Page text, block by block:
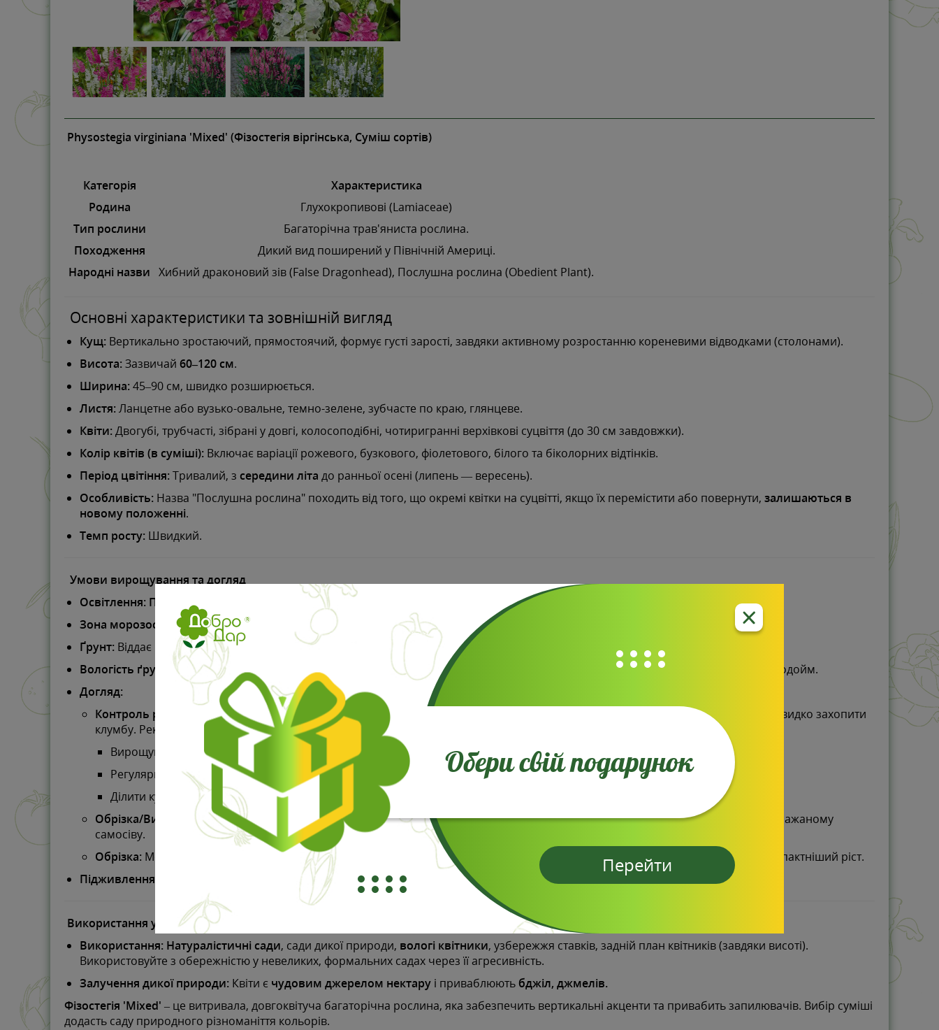
Physostegia virginiana 'Mixed' (Фізостегія віргінська, Суміш сортів)
Категорія
Характеристика
Родина
Глухокропивові (Lamiaceae)
Тип рослини
Багаторічна трав'яниста рослина.
Походження
Дикий вид поширений у Північній Америці.
Народні назви Хибний драконовий зів (False Dragonhead), Послушна рослина (Obedient Plant).
Основні характеристики та зовнішній вигляд
Кущ: Вертикально зростаючий, прямостоячий, формує густі зарості, завдяки активному розростанню кореневими відводками (столонами).
Висота:Зазвичай 60–120 см.
Ширина:45–90 см, швидко розширюється.
Листя:Ланцетне або вузько-овальне, темно-зелене, зубчасте по краю, глянцеве.
Квіти:Двогубі, трубчасті, зібрані у довгі, колосоподібні, чотиригранні верхівкові суцвіття (до 30 см завдовжки).
Колір квітів (в суміші): Включає варіації рожевого, бузкового, фіолетового, білого та біколорних відтінків.
Період цвітіння:Тривалий, з середини літа до ранньої осені (липень — вересень).
Особливість: Назва "Послушна рослина" походить від того, що окремі квітки на суцвітті, якщо їх перемістити або повернути, залишаються в
новому положенні.
Темп росту: Швидкий.
Умови вирощування та догляд
Освітлення: Повне сонце легкої півтіні. У півтіні рослини можуть витягуватися і вимагати підв'язки.
Зона морозостійкості USDA:3–9 (дуже морозостійка).
Ґрунт: Віддає перевагувологому
, багатому гумусом ґрунту, але толерантна до різних типів ґрунтів.
Вологість ґрунту:Помірна до високої. Добре переноситьвологі, навіть заболочені
місця, що робить її ідеальною для берегів водойм.
Догляд:
Контроль розростання:Найважливіший аспект догляду. Рослина
через кореневі столони і може швидко захопити
клумбу. Рекомендується:
Вирощувати в
обмеженому просторі
(контейнерах, вкопаних у землю).
Регулярно викопувати та видаляти небажані відводки.
Ділити кущі кожні 2–3 роки.
Обрізка/Видалення зів'ялих квітів (Deadheading):
Видалення відцвілих колосків стимулює повторне цвітіння та запобігає небажаному
самосіву.
Обрізка: Можна провести обрізку в середині літа (метод "Chelsea Chop"), щоб зменшити висоту та стимулювати густіший, компактніший ріст.
Підживлення:
У родючому ґрунті не потребує додаткового підживлення.
Використання у ландшафті та особливості
Використання: Натуралістичні сади, сади дикої природи, вологі квітники, узбережжя ставків, задній план квітників (завдяки висоті).
Використовуйте з обережністю у невеликих, формальних садах через її агресивність.
Залучення дикої природи: Квіти є чудовим джерелом нектару і приваблюють бджіл, джмелів.
Фізостегія 'Mixed' – це витривала, довгоквітуча багаторічна рослина, яка забезпечить вертикальні акценти та привабить запилювачів. Вибір суміші
додасть саду природного різноманіття кольорів.
Обери свій подарунок
Перейти